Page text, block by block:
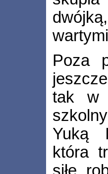
Poza
tak w
Yuką
która